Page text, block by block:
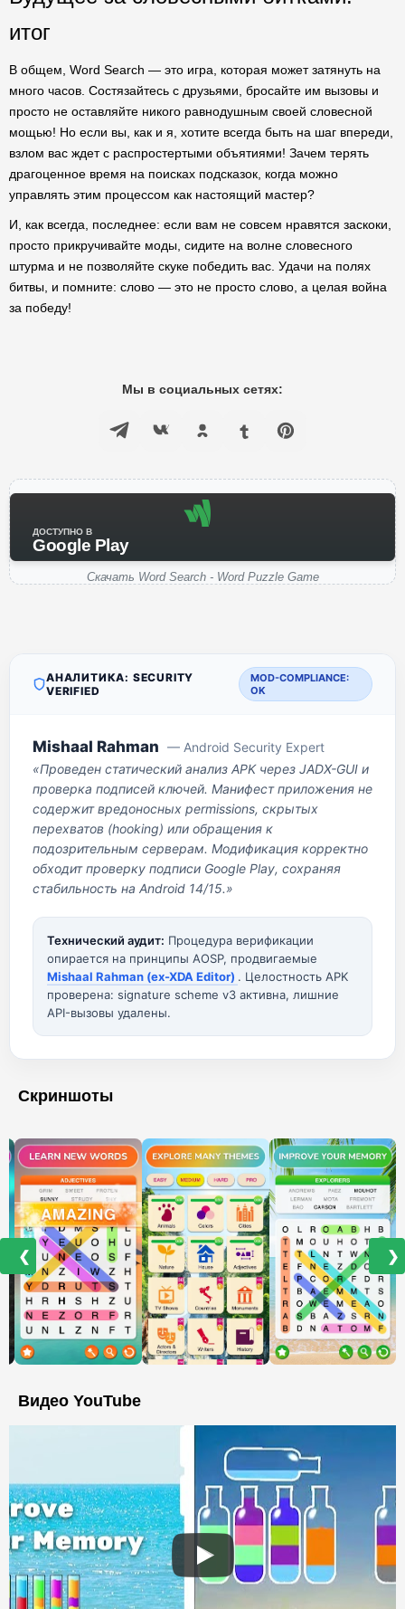
итог
В общем, Word Search — это игра, которая может затянуть на
много часов. Состязайтесь с друзьями, бросайте им вызовы и
просто не оставляйте никого равнодушным своей словесной
мощью! Но если вы, как и я, хотите всегда быть на шаг впереди,
взлом вас ждет с распростертыми объятиями! Зачем терять
драгоценное время на поисках подсказок, когда можно
управлять этим процессом как настоящий мастер?
И, как всегда, последнее: если вам не совсем нравятся заскоки,
просто прикручивайте моды, сидите на волне словесного
штурма и не позволяйте скуке победить вас. Удачи на полях
битвы, и помните: слово — это не просто слово, а целая война
за победу!
Мы в социальных сетях:
ДОСТУПНО В
Google Play
Скачать Word Search - Word Puzzle Game
АНАЛИТИКА: SECURITY
VERIFIED
MOD-COMPLIANCE:
OK
Mishaal Rahman — Android Security Expert
«Проведен статический анализ APK через JADX-GUI и
проверка подписей ключей. Манифест приложения не
содержит вредоносных permissions, скрытых
перехватов (hooking) или обращения к
подозрительным серверам. Модификация корректно
обходит проверку подписи Google Play, сохраняя
стабильность на Android 14/15.»
Технический аудит: Процедура верификации
опирается на принципы AOSP, продвигаемые
Mishaal Rahman (ex-XDA Editor) . Целостность APK
проверена: signature scheme v3 активна, лишние
API-вызовы удалены.
Скриншоты
❮ ❯
Видео YouTube